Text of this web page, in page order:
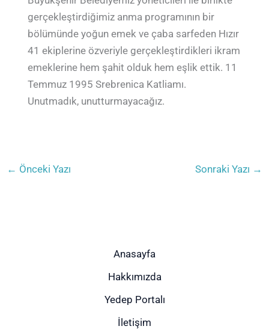
gerçekleştirdiğimiz anma programının bir
bölümünde yoğun emek ve çaba sarfeden Hızır
41 ekiplerine özveriyle gerçekleştirdikleri ikram
emeklerine hem şahit olduk hem eşlik ettik. 11
Temmuz 1995 Srebrenica Katliamı.
Unutmadık, unutturmayacağız.
← Önceki Yazı Sonraki Yazı →
Anasayfa
Hakkımızda
Yedep Portalı
İletişim